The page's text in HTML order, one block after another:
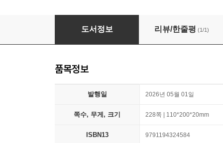
오늘도, 마들렌
도서정보 리뷰/한줄평 (1/1)
품목정보
발행일 2026년 05월 01일
쪽수, 무게, 크기 228쪽 | 110*200*20mm
ISBN13 9791194324584